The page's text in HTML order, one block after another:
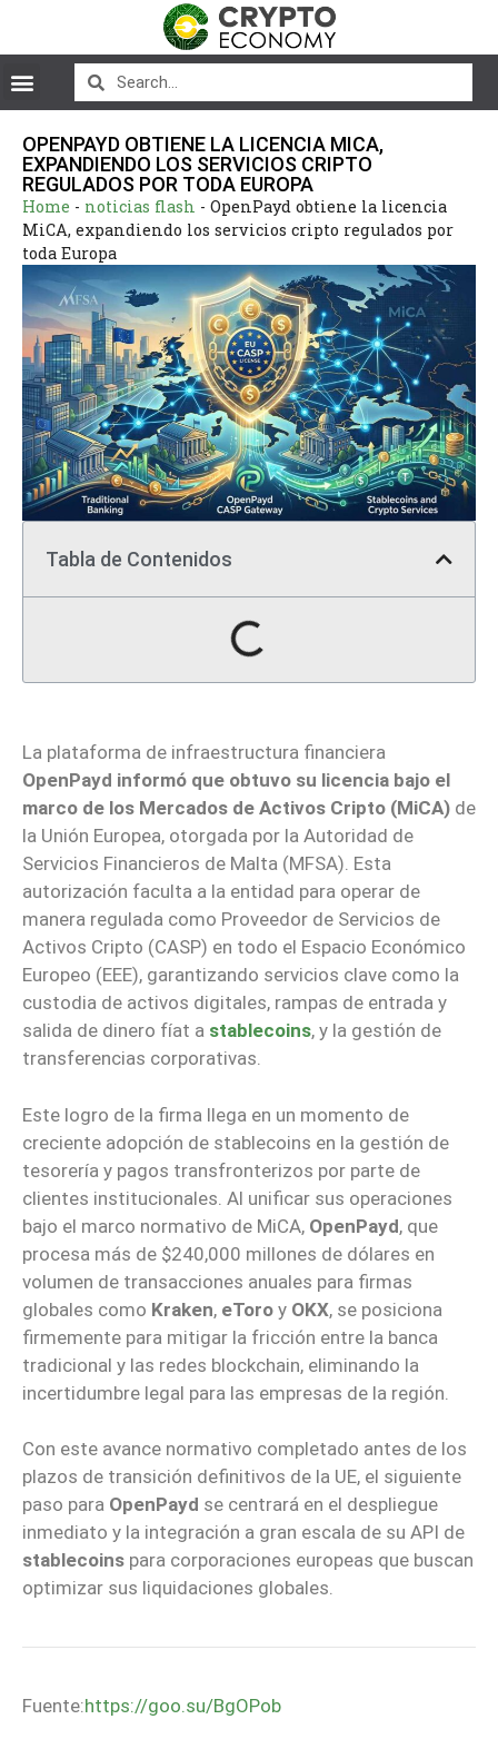
OPENPAYD OBTIENE LA LICENCIA MICA,
EXPANDIENDO LOS SERVICIOS CRIPTO
REGULADOS POR TODA EUROPA
Home - noticias flash - OpenPayd obtiene la licencia
MiCA, expandiendo los servicios cripto regulados por
toda Europa
Tabla de Contenidos
La plataforma de infraestructura financiera
OpenPayd informó que obtuvo su licencia bajo el
marco de los Mercados de Activos Cripto (MiCA) de
la Unión Europea, otorgada por la Autoridad de
Servicios Financieros de Malta (MFSA). Esta
autorización faculta a la entidad para operar de
manera regulada como Proveedor de Servicios de
Activos Cripto (CASP) en todo el Espacio Económico
Europeo (EEE), garantizando servicios clave como la
custodia de activos digitales, rampas de entrada y
salida de dinero fíat a stablecoins, y la gestión de
transferencias corporativas.
Este logro de la firma llega en un momento de
creciente adopción de stablecoins en la gestión de
tesorería y pagos transfronterizos por parte de
clientes institucionales. Al unificar sus operaciones
bajo el marco normativo de MiCA, OpenPayd, que
procesa más de $240,000 millones de dólares en
volumen de transacciones anuales para firmas
globales como Kraken, eToro y OKX, se posiciona
firmemente para mitigar la fricción entre la banca
tradicional y las redes blockchain, eliminando la
incertidumbre legal para las empresas de la región.
Con este avance normativo completado antes de los
plazos de transición definitivos de la UE, el siguiente
paso para OpenPayd se centrará en el despliegue
inmediato y la integración a gran escala de su API de
stablecoins para corporaciones europeas que buscan
optimizar sus liquidaciones globales.
Fuente:https://goo.su/BgOPob